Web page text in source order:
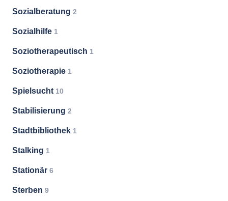
Sozialberatung 2
Sozialhilfe 1
Soziotherapeutisch 1
Soziotherapie 1
Spielsucht 10
Stabilisierung 2
Stadtbibliothek 1
Stalking 1
Stationär 6
Sterben 9